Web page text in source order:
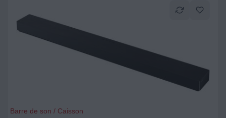
Barre de son / Caisson